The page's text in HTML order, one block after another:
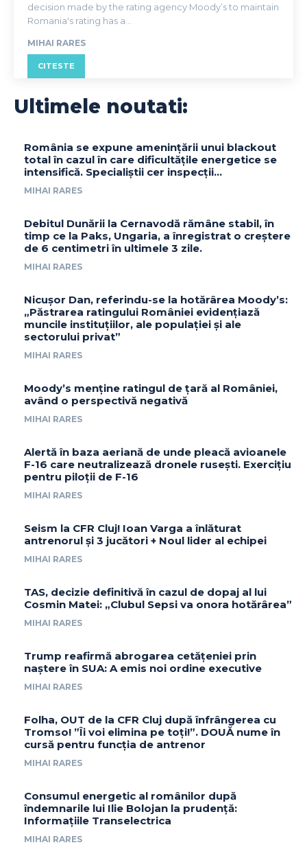
decision made by the rating agency Moody’s to maintain
Romania's rating has a...
MIHAI RARES
CITESTE
Ultimele noutati:
România se expune amenințării unui blackout
total în cazul în care dificultățile energetice se
intensifică. Specialiștii cer inspecții…
MIHAI RARES
Debitul Dunării la Cernavodă rămâne stabil, în
timp ce la Paks, Ungaria, a înregistrat o creștere
de 6 centimetri în ultimele 3 zile.
MIHAI RARES
Nicușor Dan, referindu-se la hotărârea Moody’s:
„Păstrarea ratingului României evidențiază
muncile instituțiilor, ale populației și ale
sectorului privat”
MIHAI RARES
Moody’s menține ratingul de țară al României,
având o perspectivă negativă
MIHAI RARES
Alertă în baza aeriană de unde pleacă avioanele
F-16 care neutralizează dronele rusești. Exercițiu
pentru piloții de F-16
MIHAI RARES
Seism la CFR Cluj! Ioan Varga a înlăturat
antrenorul și 3 jucători + Noul lider al echipei
MIHAI RARES
TAS, decizie definitivă în cazul de dopaj al lui
Cosmin Matei: „Clubul Sepsi va onora hotărârea”
MIHAI RARES
Trump reafirmă abrogarea cetățeniei prin
naștere în SUA: A emis noi ordine executive
MIHAI RARES
Folha, OUT de la CFR Cluj după înfrângerea cu
Tromso! ”Îi voi elimina pe toți!”. DOUĂ nume în
cursă pentru funcția de antrenor
MIHAI RARES
Consumul energetic al românilor după
îndemnarile lui Ilie Bolojan la prudență:
Informațiile Transelectrica
MIHAI RARES